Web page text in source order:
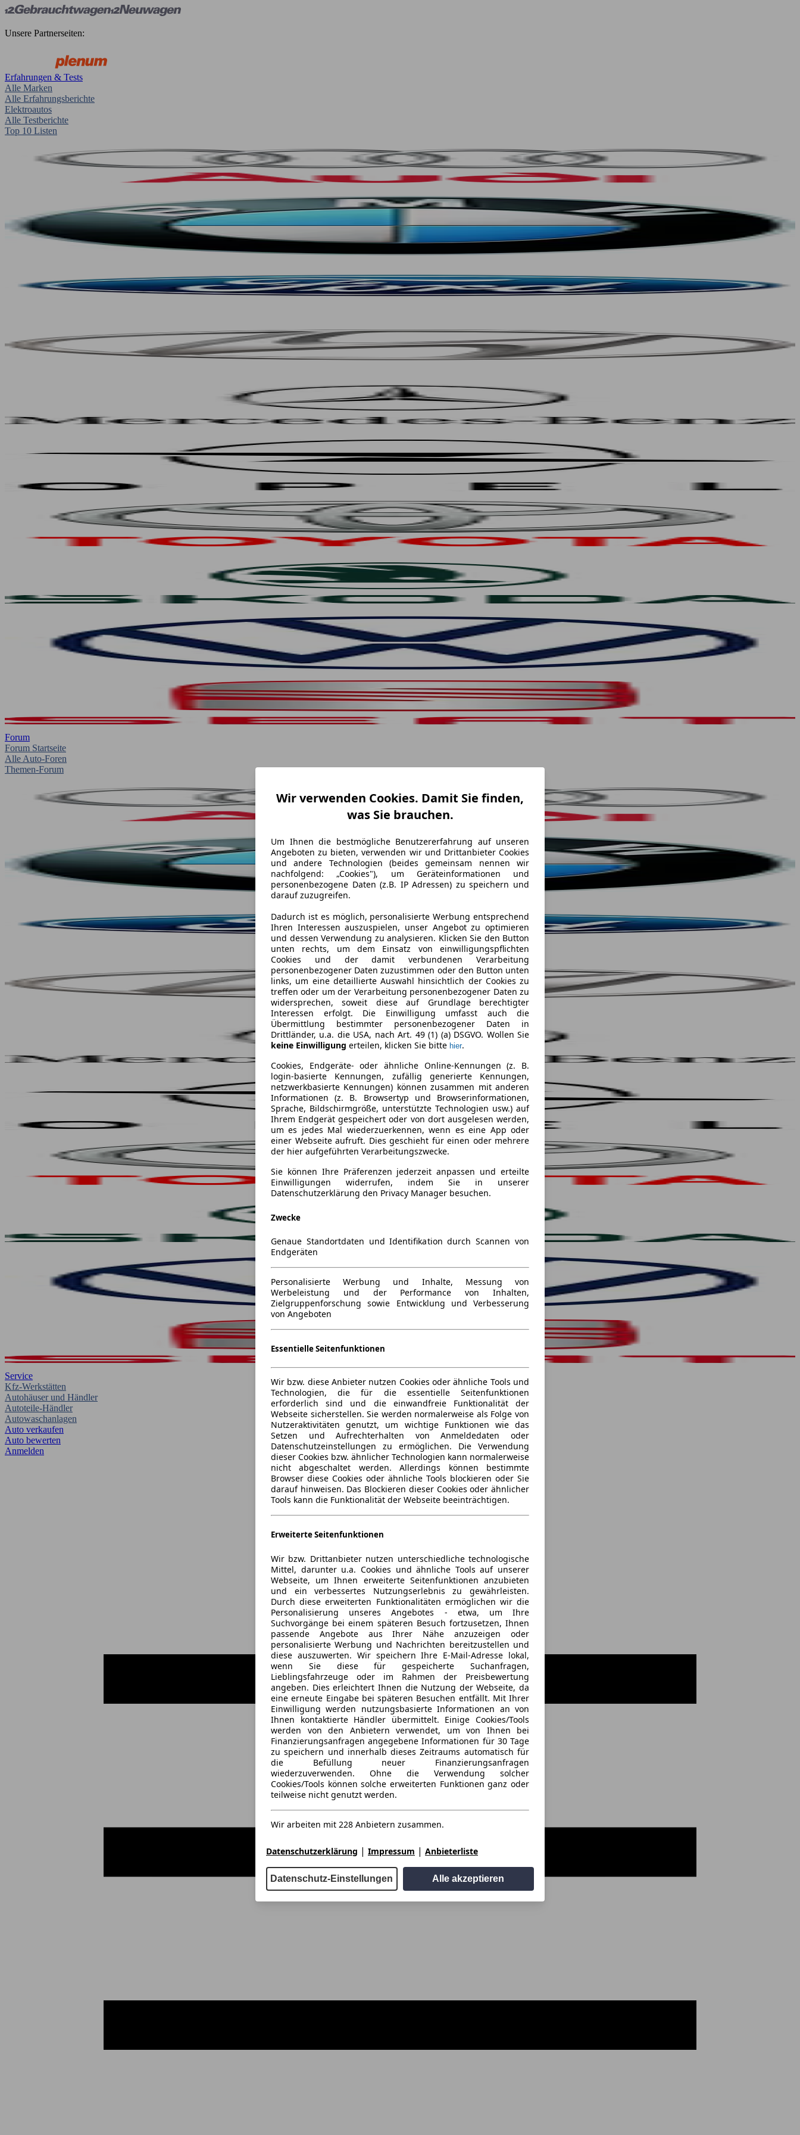
Unsere Partnerseiten:
Erfahrungen & Tests
Alle Marken
Alle Erfahrungsberichte
Elektroautos
Alle Testberichte
Top 10 Listen
Forum
Forum Startseite
Alle Auto-Foren
Themen-Forum
Service
Kfz-Werkstätten
Autohäuser und Händler
Autoteile-Händler
Autowaschanlagen
Auto verkaufen
Auto bewerten
Anmelden
Wir verwenden Cookies. Damit Sie finden,
was Sie brauchen.
Um Ihnen die bestmögliche Benutzererfahrung auf unseren
Angeboten zu bieten, verwenden wir und Drittanbieter Cookies
und andere Technologien (beides gemeinsam nennen wir
nachfolgend: „Cookies"), um Geräteinformationen und
personenbezogene Daten (z.B. IP Adressen) zu speichern und
darauf zuzugreifen.
Dadurch ist es möglich, personalisierte Werbung entsprechend
Ihren Interessen auszuspielen, unser Angebot zu optimieren
und dessen Verwendung zu analysieren. Klicken Sie den Button
unten rechts, um dem Einsatz von einwilligungspflichten
Cookies und der damit verbundenen Verarbeitung
personenbezogener Daten zuzustimmen oder den Button unten
links, um eine detaillierte Auswahl hinsichtlich der Cookies zu
treffen oder um der Verarbeitung personenbezogener Daten zu
widersprechen, soweit diese auf Grundlage berechtigter
Interessen erfolgt. Die Einwilligung umfasst auch die
Übermittlung bestimmter personenbezogener Daten in
Drittländer, u.a. die USA, nach Art. 49 (1) (a) DSGVO. Wollen Sie
keine Einwilligung erteilen, klicken Sie bitte hier.
Cookies, Endgeräte- oder ähnliche Online-Kennungen (z. B.
login-basierte Kennungen, zufällig generierte Kennungen,
netzwerkbasierte Kennungen) können zusammen mit anderen
Informationen (z. B. Browsertyp und Browserinformationen,
Sprache, Bildschirmgröße, unterstützte Technologien usw.) auf
Ihrem Endgerät gespeichert oder von dort ausgelesen werden,
um es jedes Mal wiederzuerkennen, wenn es eine App oder
einer Webseite aufruft. Dies geschieht für einen oder mehrere
der hier aufgeführten Verarbeitungszwecke.
Sie können Ihre Präferenzen jederzeit anpassen und erteilte
Einwilligungen widerrufen, indem Sie in unserer
Datenschutzerklärung den Privacy Manager besuchen.
Zwecke
Genaue Standortdaten und Identifikation durch Scannen von
Endgeräten
Personalisierte Werbung und Inhalte, Messung von
Werbeleistung und der Performance von Inhalten,
Zielgruppenforschung sowie Entwicklung und Verbesserung
von Angeboten
Essentielle Seitenfunktionen
Wir bzw. diese Anbieter nutzen Cookies oder ähnliche Tools und
Technologien, die für die essentielle Seitenfunktionen
erforderlich sind und die einwandfreie Funktionalität der
Webseite sicherstellen. Sie werden normalerweise als Folge von
Nutzeraktivitäten genutzt, um wichtige Funktionen wie das
Setzen und Aufrechterhalten von Anmeldedaten oder
Datenschutzeinstellungen zu ermöglichen. Die Verwendung
dieser Cookies bzw. ähnlicher Technologien kann normalerweise
nicht abgeschaltet werden. Allerdings können bestimmte
Browser diese Cookies oder ähnliche Tools blockieren oder Sie
darauf hinweisen. Das Blockieren dieser Cookies oder ähnlicher
Tools kann die Funktionalität der Webseite beeinträchtigen.
Erweiterte Seitenfunktionen
Wir bzw. Drittanbieter nutzen unterschiedliche technologische
Mittel, darunter u.a. Cookies und ähnliche Tools auf unserer
Webseite, um Ihnen erweiterte Seitenfunktionen anzubieten
und ein verbessertes Nutzungserlebnis zu gewährleisten.
Durch diese erweiterten Funktionalitäten ermöglichen wir die
Personalisierung unseres Angebotes - etwa, um Ihre
Suchvorgänge bei einem späteren Besuch fortzusetzen, Ihnen
passende Angebote aus Ihrer Nähe anzuzeigen oder
personalisierte Werbung und Nachrichten bereitzustellen und
diese auszuwerten. Wir speichern Ihre E-Mail-Adresse lokal,
wenn Sie diese für gespeicherte Suchanfragen,
Lieblingsfahrzeuge oder im Rahmen der Preisbewertung
angeben. Dies erleichtert Ihnen die Nutzung der Webseite, da
eine erneute Eingabe bei späteren Besuchen entfällt. Mit Ihrer
Einwilligung werden nutzungsbasierte Informationen an von
Ihnen kontaktierte Händler übermittelt. Einige Cookies/Tools
werden von den Anbietern verwendet, um von Ihnen bei
Finanzierungsanfragen angegebene Informationen für 30 Tage
zu speichern und innerhalb dieses Zeitraums automatisch für
die Befüllung neuer Finanzierungsanfragen
wiederzuverwenden. Ohne die Verwendung solcher
Cookies/Tools können solche erweiterten Funktionen ganz oder
teilweise nicht genutzt werden.
Wir arbeiten mit 228 Anbietern zusammen.
Datenschutzerklärung | Impressum | Anbieterliste
Datenschutz-Einstellungen Alle akzeptieren